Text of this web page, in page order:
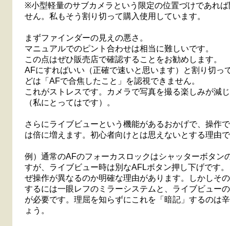
※小型軽量のサブカメラという限定の位置づけであれ
せん。私もそう割り切って購入使用しています。
まずファインダーの見えの悪さ。
マニュアルでのピント合わせは相当に難しいです。
この点はぜひ販売店で確認することをお勧めします。
AFにすればいい（正確で速いと思います）と割り切っ
どは「AFで合焦したこと」を認視できません。
これがストレスです。カメラで写真を撮る楽しみが減
（私にとってはです）。
さらにライブビューという機能があるおかげで、操作
は倍に増えます。初心者向けとは思えないとする理由
例）通常のAFのフォーカスロックはシャッターボタン
すが、ライブビュー時は別なAFLボタン押し下げです
ぜ操作が異なるのか明確な理由があります。しかしそ
するには一眼レフのミラーシステムと、ライブビュー
が必要です。理屈を知らずにこれを「暗記」するのは
ょう。